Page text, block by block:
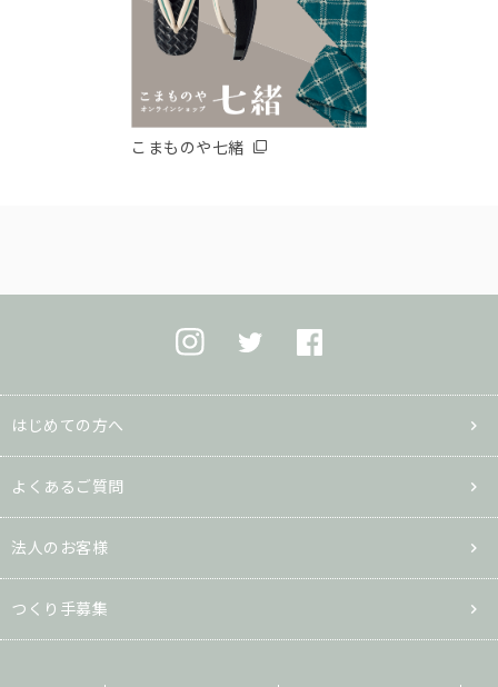
こまものや七緒
はじめての方へ
よくあるご質問
法人のお客様
つくり手募集